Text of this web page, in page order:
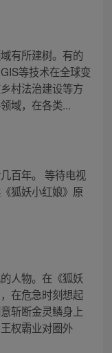
有所建树。有的
等技术在全球变
村法治建设等方
域，在各类...
百年。 等待电视
狐妖小红娘》原
人物。在《狐妖
在危急时刻想起
斩断金灵鳞身上
权霸业对圈外